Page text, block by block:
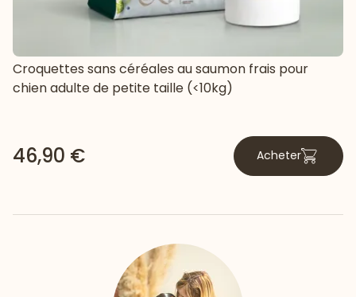
Croquettes sans céréales au saumon frais pour
chien adulte de petite taille (<10kg)
46,90 € Acheter